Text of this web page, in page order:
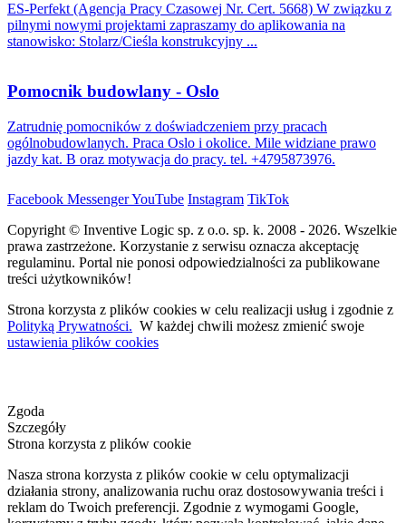
ES-Perfekt (Agencja Pracy Czasowej Nr. Cert. 5668) W związku z
pilnymi nowymi projektami zapraszamy do aplikowania na
stanowisko: Stolarz/Cieśla konstrukcyjny ...
Pomocnik budowlany - Oslo
Zatrudnię pomocników z doświadczeniem przy pracach
ogólnobudowlanych. Praca Oslo i okolice. Mile widziane prawo
jazdy kat. B oraz motywacja do pracy. tel. +4795873976.
Facebook MessengerYouTube Instagram TikTok
Copyright © Inventive Logic sp. z o.o. sp. k. 2008 - 2026. Wszelkie
prawa zastrzeżone. Korzystanie z serwisu oznacza akceptację
regulaminu. Portal nie ponosi odpowiedzialności za publikowane
treści użytkowników!
Strona korzysta z plików cookies w celu realizacji usług i zgodnie z
Polityką Prywatności. W każdej chwili możesz zmienić swoje
ustawienia plików cookies
Zgoda
Szczegóły
Strona korzysta z plików cookie
Nasza strona korzysta z plików cookie w celu optymalizacji
działania strony, analizowania ruchu oraz dostosowywania treści i
reklam do Twoich preferencji. Zgodnie z wymogami Google,